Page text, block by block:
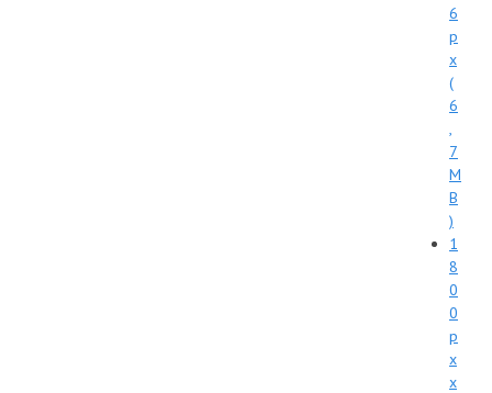
6
p
x
(
6
7
M
B
)
1
8
0
0
p
x
x